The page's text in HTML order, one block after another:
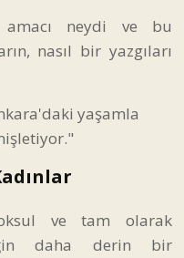
amacı neydi ve bu
nasıl bir yazgıları
yaşamla
ve tam olarak
daha derin bir